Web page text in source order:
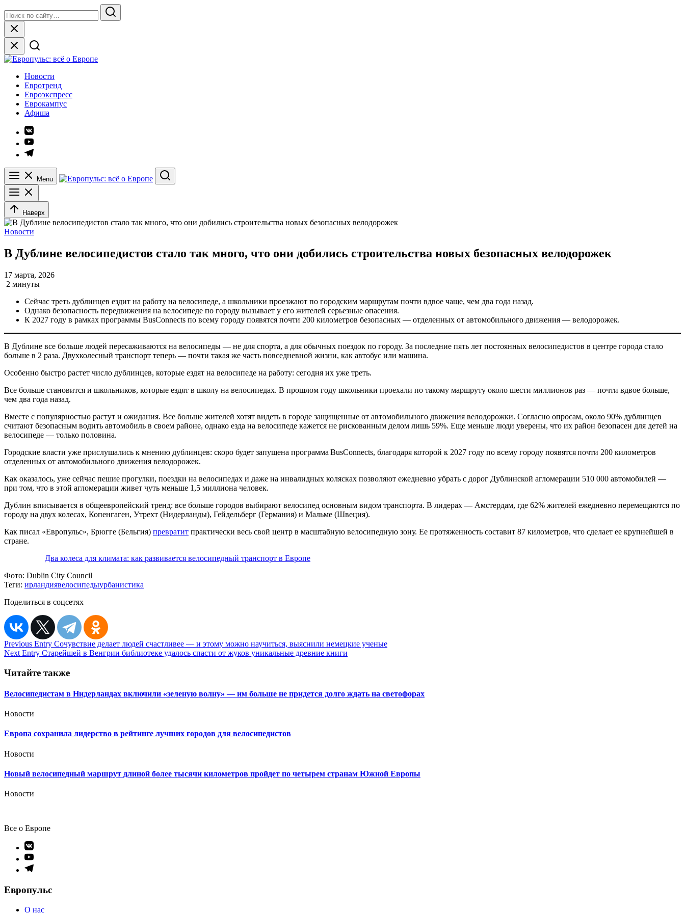
to
content
for:
Search
Close
Европульс: всё о Европе
Новости
Евротренд
Евроэкспресс
Еврокампус
Афиша
Элемент
меню
Элемент
меню
Элемент
Menu
Search
Наверх
Новости
В Дублине велосипедистов стало так много, что они добились строительства новых безопасных велодорожек
17 марта, 2026
2 минуты
Сейчас треть дублинцев ездит на работу на велосипеде, а школьники проезжают по городским маршрутам почти вдвое чаще, чем два года назад.
Однако безопасность передвижения на велосипеде по городу вызывает у его жителей серьезные опасения.
К 2027 году в рамках программы BusConnects по всему городу появятся почти 200 километров безопасных — отделенных от автомобильного движения — велодорожек.
В Дублине все больше людей пересаживаются на велосипеды — не для спорта, а для обычных поездок по городу. За последние пять лет постоянных велосипедистов в центре города стало
больше в 2 раза. Двухколесный транспорт теперь — почти такая же часть повседневной жизни, как автобус или машина.
Особенно быстро растет число дублинцев, которые ездят на велосипеде на работу: сегодня их уже треть.
Все больше становится и школьников, которые ездят в школу на велосипедах. В прошлом году школьники проехали по такому маршруту около шести миллионов раз — почти вдвое больше,
чем два года назад.
Вместе с популярностью растут и ожидания. Все больше жителей хотят видеть в городе защищенные от автомобильного движения велодорожки. Согласно опросам, около 90% дублинцев
считают безопасным водить автомобиль в своем районе, однако езда на велосипеде кажется не рискованным делом лишь 59%. Еще меньше люди уверены, что их район безопасен для детей на
велосипеде — только половина.
Городские власти уже прислушались к мнению дублинцев: скоро будет запущена программа BusConnects, благодаря которой к 2027 году по всему городу появятся почти 200 километров
отделенных от автомобильного движения велодорожек.
Как оказалось, уже сейчас пешие прогулки, поездки на велосипедах и даже на инвалидных колясках позволяют ежедневно убрать с дорог Дублинской агломерации 510 000 автомобилей —
при том, что в этой агломерации живет чуть меньше 1,5 миллиона человек.
Дублин вписывается в общеевропейский тренд: все больше городов выбирают велосипед основным видом транспорта. В лидерах — Амстердам, где 62% жителей ежедневно перемещаются по
городу на двух колесах, Копенгаген, Утрехт (Нидерланды), Гейдельберг (Германия) и Мальме (Швеция).
Как писал «Европульс», Брюгге (Бельгия) превратит практически весь свой центр в масштабную велосипедную зону. Ее протяженность составит 87 километров, что сделает ее крупнейшей в
стране.
Два колеса для климата: как развивается велосипедный транспорт в Европе
Фото: Dublin City Council
Теги: ирландиявелосипедыурбанистика
Поделиться в соцсетях
Навигация
по
записям
Previous Entry Сочувствие делает людей счастливее — и этому можно научиться, выяснили немецкие ученые
Next Entry Старейшей в Венгрии библиотеке удалось спасти от жуков уникальные древние книги
Читайте также
Велосипедистам в Нидерландах включили «зеленую волну» — им больше не придется долго ждать на светофорах
Новости
Европа сохранила лидерство в рейтинге лучших городов для велосипедистов
Новости
Новый велосипедный маршрут длиной более тысячи километров пройдет по четырем странам Южной Европы
Новости
Все о Европе
Элемент
меню
Элемент
меню
Элемент
Европульс
О нас